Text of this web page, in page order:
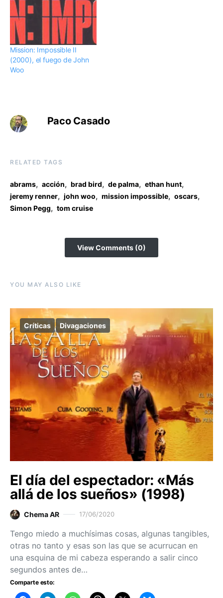
Mission: Impossible II
(2000), el fuego de John
Woo
Paco Casado
RELATED TAGS
abrams, acción, brad bird, de palma, ethan hunt,
jeremy renner, john woo, mission impossible, oscars,
Simon Pegg, tom cruise
View Comments (0)
YOU MAY ALSO LIKE
Críticas Divagaciones
El día del espectador: «Más
allá de los sueños» (1998)
Chema AR 17/06/2020
Tengo miedo a muchísimas cosas, algunas tangibles,
otras no tanto y esas son las que se acurrucan en
una esquina de mi cabeza esperando a salir cinco
segundos antes de…
Comparte esto: